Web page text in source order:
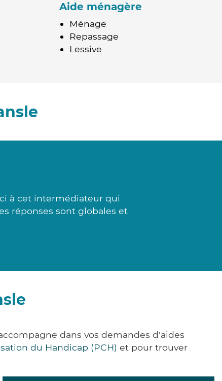
Aide ménagère
Ménage
Repassage
Lessive
à cet intermédiateur qui
réponses sont globales et
dans vos demandes d'aides
du Handicap (PCH) et pour trouver